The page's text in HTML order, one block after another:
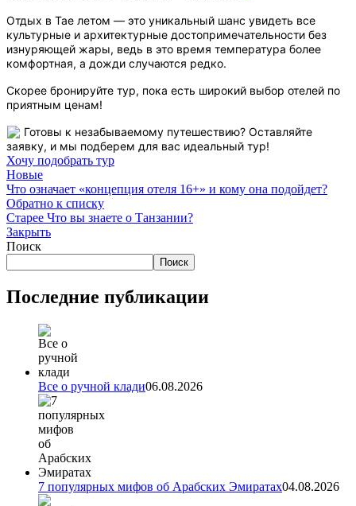
Отдых в Тае летом — это уникальный шанс увидеть все
культурные и архитектурные достопримечательности без
изнуряющей жары, ведь в это время температура более
комфортная, а дожди случаются редко.
Скорее бронируйте тур, пока есть широкий выбор отелей по
приятным ценам!
Готовы к незабываемому путешествию? Оставляйте
заявку, и мы подберем для вас идеальный тур!
Хочу подобрать тур
Новые
Что означает «концепция отеля 16+» и кому она подойдет?
Обратно к списку
Старее Что вы знаете о Танзании?
Закрыть
Поиск
Поиск
Последние публикации
Все о ручной клади06.08.2026
7 популярных мифов об Арабских Эмиратах04.08.2026